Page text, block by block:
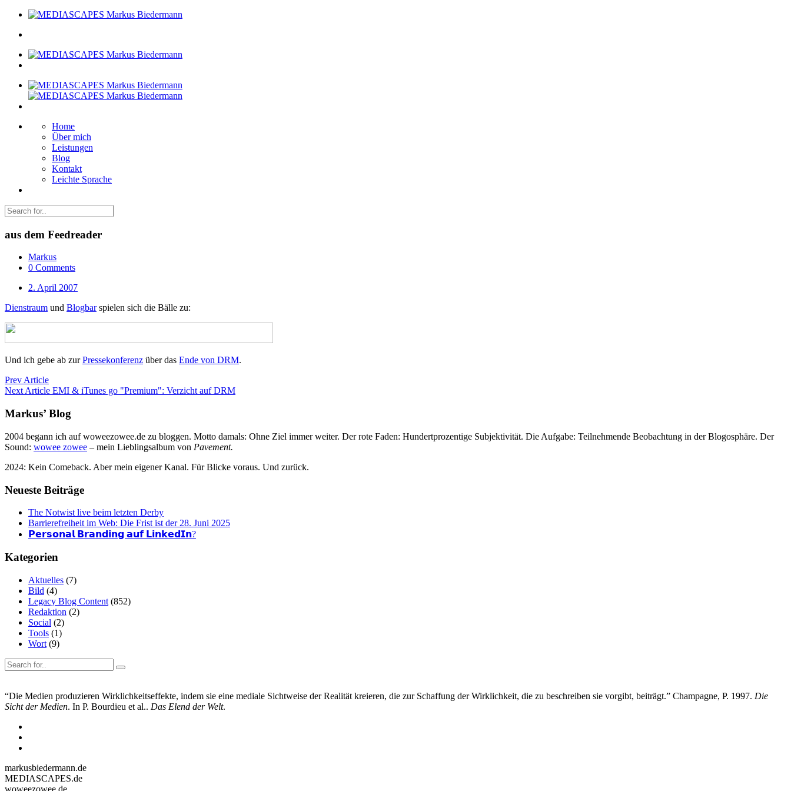
Home
Über mich
Leistungen
Blog
Kontakt
Leichte Sprache
aus dem Feedreader
Markus
0 Comments
2. April 2007
Dienstraum und Blogbarspielen sich die Bälle zu:
Und ich gebe ab zurPressekonferenz über das Ende von DRM.
Prev Article
Next Article EMI & iTunes go "Premium": Verzicht auf DRM
Markus’ Blog
2004 begann ich auf woweezowee.de zu bloggen. Motto damals: Ohne Ziel immer weiter. Der rote Faden: Hundertprozentige Subjektivität. Die Aufgabe: Teilnehmende Beobachtung in der Blogosphäre. Der
Sound: wowee zowee – mein Lieblingsalbum von Pavement.
2024: Kein Comeback. Aber mein eigener Kanal. Für Blicke voraus. Und zurück.
Neueste Beiträge
The Notwist live beim letzten Derby
Barrierefreiheit im Web: Die Frist ist der 28. Juni 2025
𝗣𝗲𝗿𝘀𝗼𝗻𝗮𝗹 𝗕𝗿𝗮𝗻𝗱𝗶𝗻𝗴 𝗮𝘂𝗳 𝗟𝗶𝗻𝗸𝗲𝗱𝗜𝗻?
Kategorien
Aktuelles (7)
Bild (4)
Legacy Blog Content (852)
Redaktion (2)
Social (2)
Tools (1)
Wort (9)
“Die Medien produzieren Wirklichkeitseffekte, indem sie eine mediale Sichtweise der Realität kreieren, die zur Schaffung der Wirklichkeit, die zu beschreiben sie vorgibt, beiträgt.” Champagne, P. 1997. Die
Sicht der Medien. In P. Bourdieu et al.. Das Elend der Welt.
markusbiedermann.de
MEDIASCAPES.de
woweezowee.de